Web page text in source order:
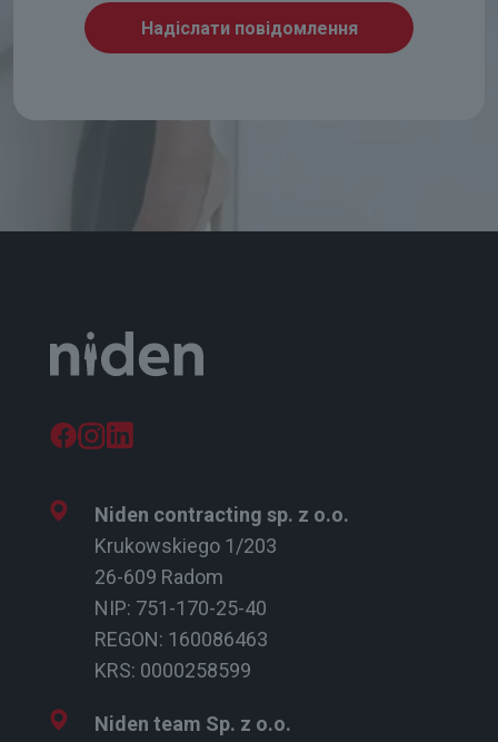
Надіслати повідомлення
Niden contracting sp. z o.o.
Krukowskiego 1/203
26-609 Radom
NIP: 751-170-25-40
REGON: 160086463
KRS: 0000258599
Niden team Sp. z o.o.